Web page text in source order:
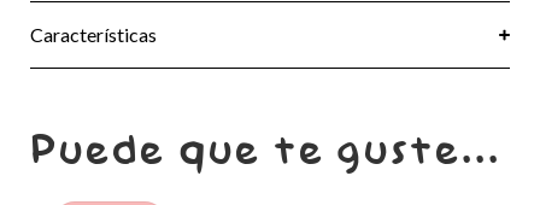
Características
Puede que te guste...